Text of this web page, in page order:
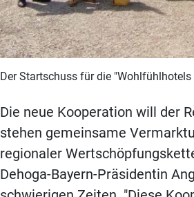
Der Startschuss für die
Die neue Kooperation will der
stehen gemeinsame
regionaler
Dehoga-Bayern-Präsidentin